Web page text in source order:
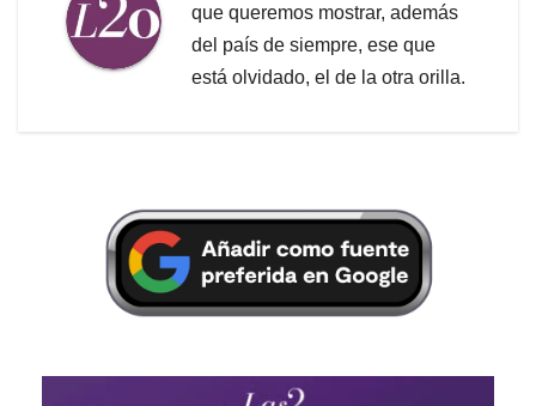
que queremos mostrar, además
del país de siempre, ese que
está olvidado, el de la otra orilla.